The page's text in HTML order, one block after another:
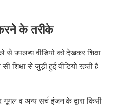
के तरीके
से उपलब्ध वीडियो को देखकर शिक्षा
शिक्षा से जुड़ी हुई वीडियो रहती है
गूगल व अन्य सर्च इंजन के द्वारा किसी